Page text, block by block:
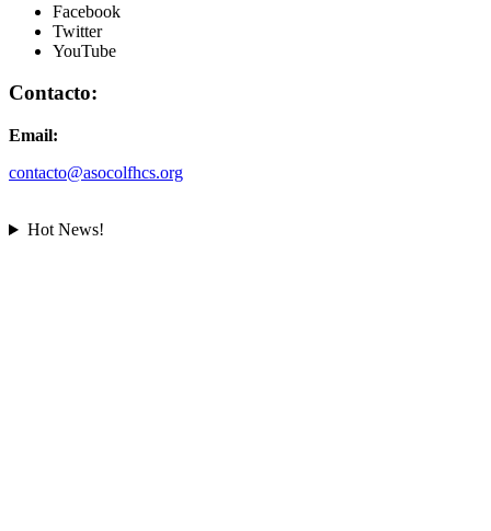
Facebook
Twitter
YouTube
Contacto:
Email:
contacto@asocolfhcs.org
Hot News!